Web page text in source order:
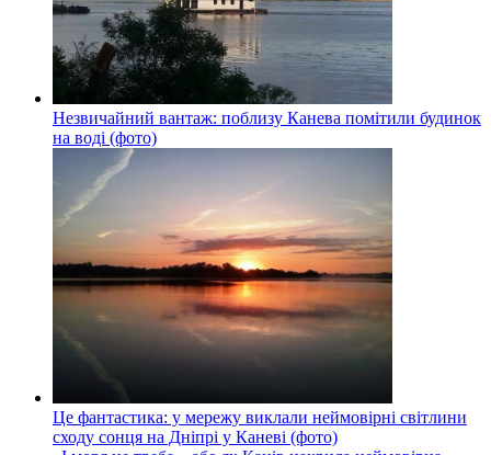
Незвичайний вантаж: поблизу Канева помітили будинок
на воді (фото)
Це фантастика: у мережу виклали неймовірні світлини
сходу сонця на Дніпрі у Каневі (фото)